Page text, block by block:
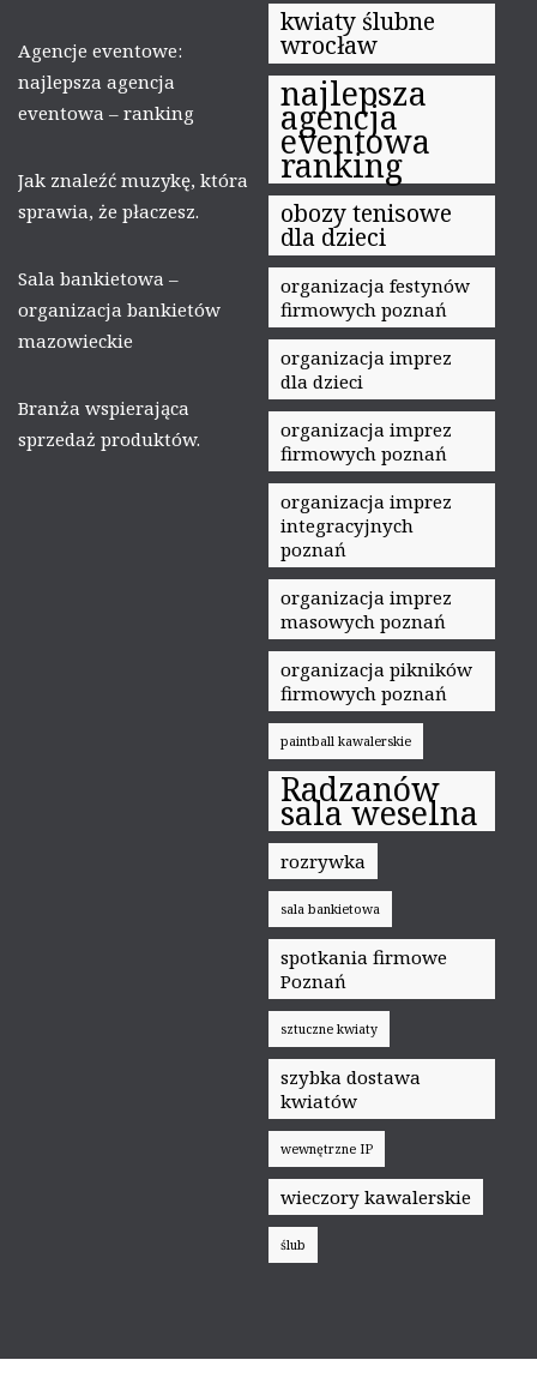
Agencje eventowe:
najlepsza agencja
eventowa – ranking
Jak znaleźć muzykę, która
sprawia, że płaczesz.
Sala bankietowa –
organizacja bankietów
mazowieckie
Branża wspierająca
sprzedaż produktów.
kwiaty ślubne
wrocław
najlepsza
agencja
eventowa
ranking
obozy tenisowe
dla dzieci
organizacja festynów
firmowych poznań
organizacja imprez
dla dzieci
organizacja imprez
firmowych poznań
organizacja imprez
integracyjnych
poznań
organizacja imprez
masowych poznań
organizacja pikników
firmowych poznań
paintball kawalerskie
Radzanów
sala weselna
rozrywka
sala bankietowa
spotkania firmowe
Poznań
sztuczne kwiaty
szybka dostawa
kwiatów
wewnętrzne IP
wieczory kawalerskie
ślub